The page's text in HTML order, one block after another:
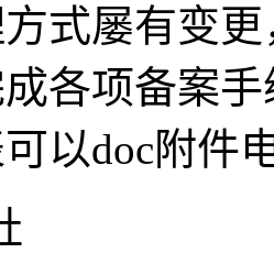
式屡有变
各项备案
以doc附件